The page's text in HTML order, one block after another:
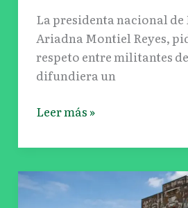
La presidenta nacional de
Ariadna Montiel Reyes,
respeto entre militantes
difundiera un
Pilar
Leer más »
UNAM